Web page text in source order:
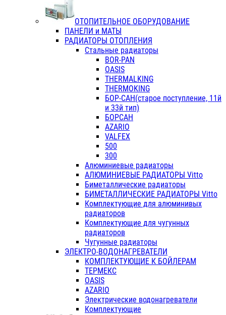
ОТОПИТЕЛЬНОЕ ОБОРУДОВАНИЕ
ПАНЕЛИ и МАТЫ
РАДИАТОРЫ ОТОПЛЕНИЯ
Стальные радиаторы
BOR-PAN
OASIS
THERMALKING
THERMOKING
БОР-САН(старое поступление, 11й
и 33й тип)
БОРСАН
AZARIO
VALFEX
500
300
Алюминиевые радиаторы
АЛЮМИНИЕВЫЕ РАДИАТОРЫ Vitto
Биметаллические радиаторы
БИМЕТАЛЛИЧЕСКИЕ РАДИАТОРЫ Vitto
Комплектующие для алюминивых
радиаторов
Комплектующие для чугунных
радиаторов
Чугунные радиаторы
ЭЛЕКТРО-ВОДОНАГРЕВАТЕЛИ
КОМПЛЕКТУЮЩИЕ К БОЙЛЕРАМ
ТЕРМЕКС
OASIS
AZARIO
Электрические водонагреватели
Комплектующие